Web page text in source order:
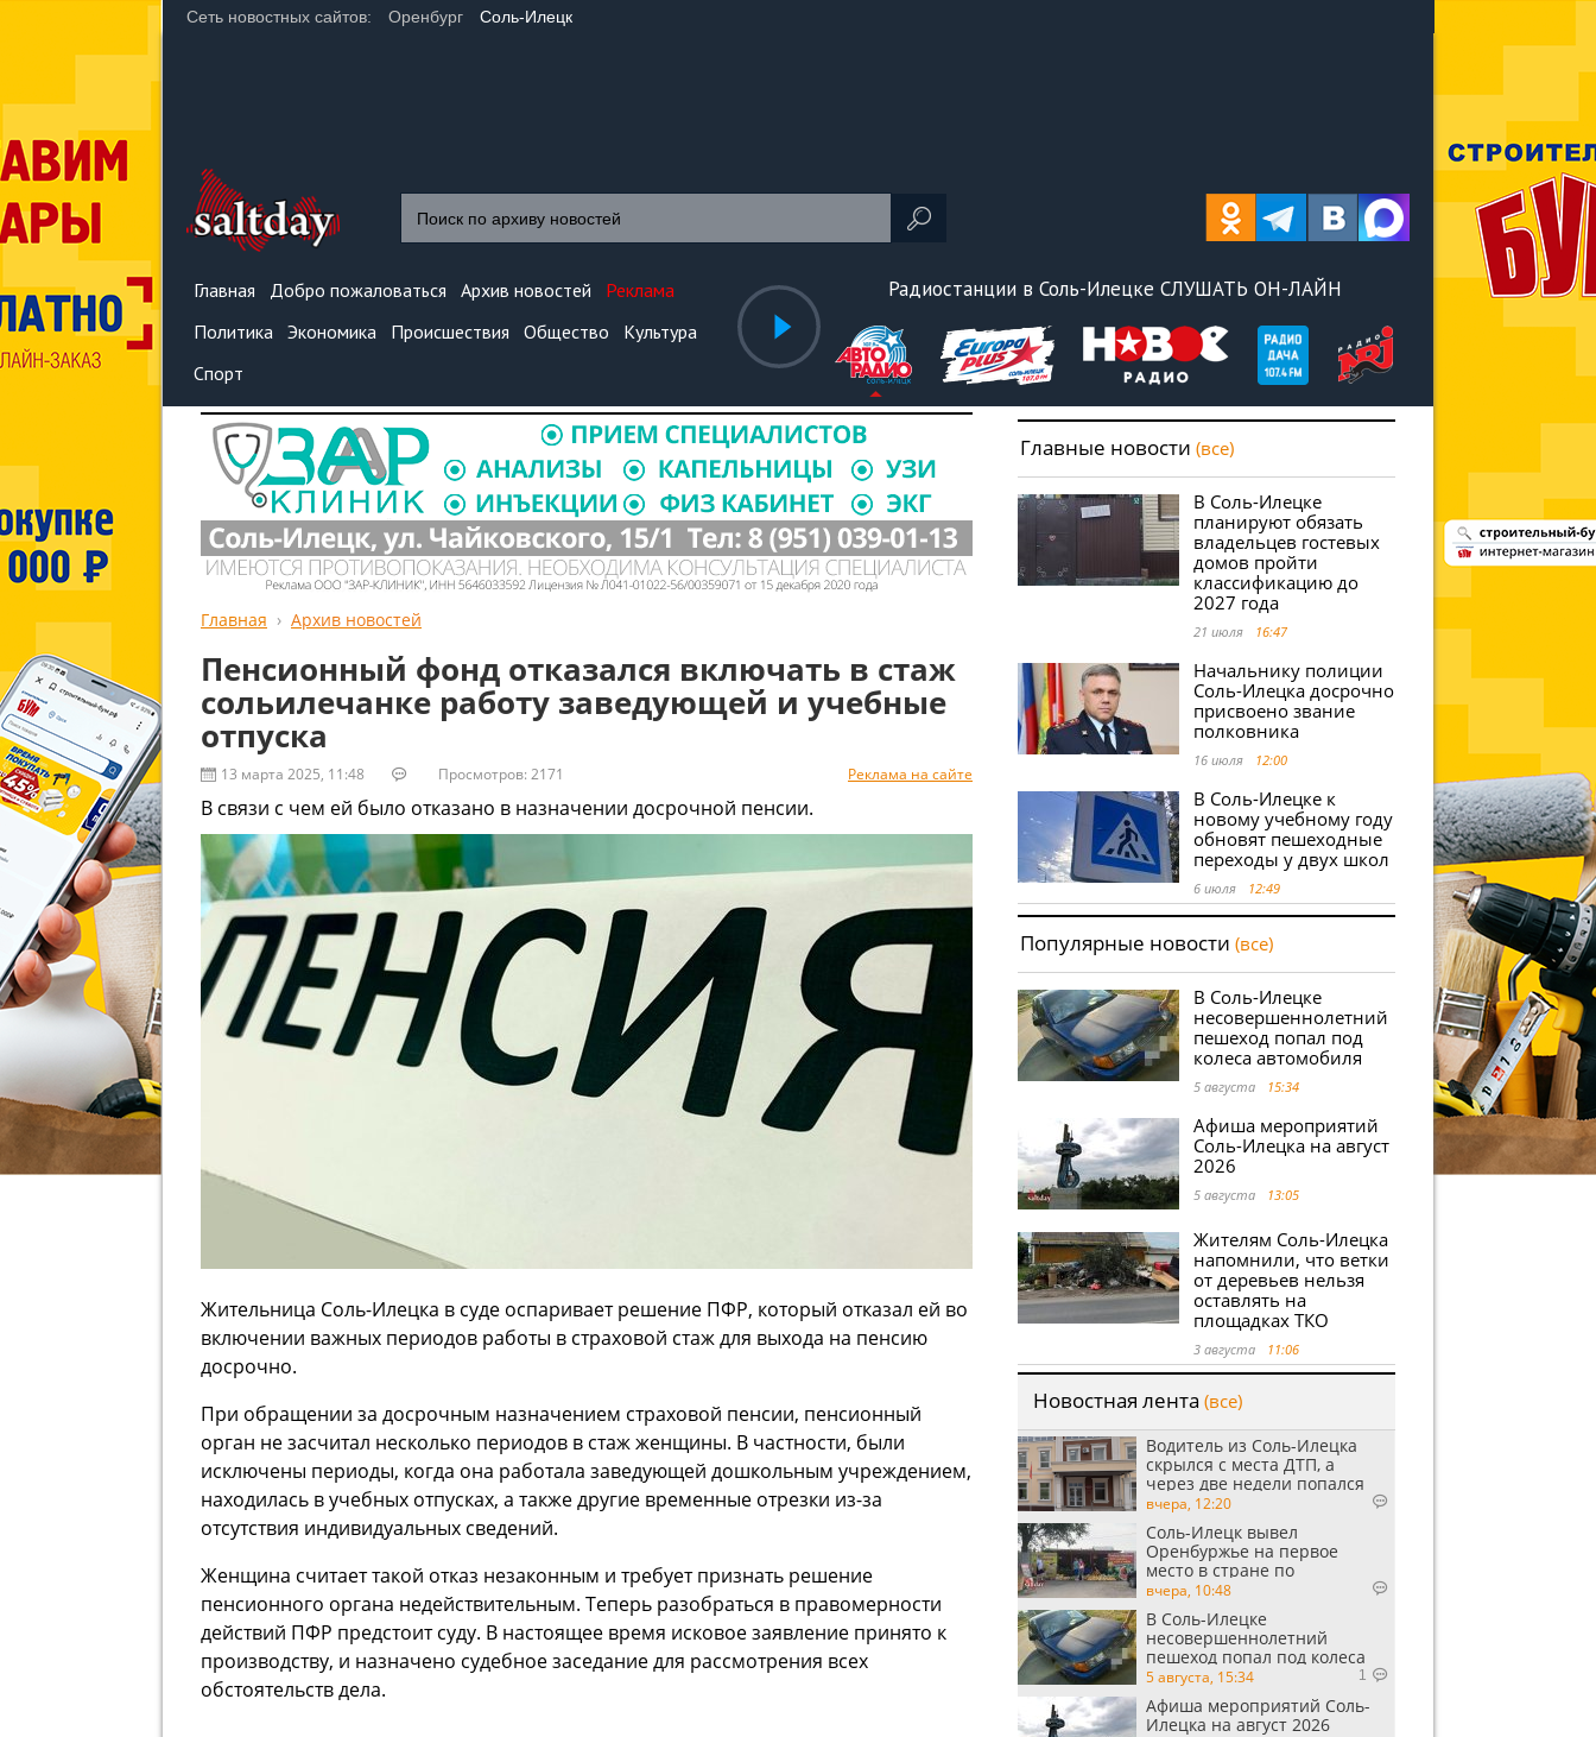
Сеть новостных сайтов: Оренбург Соль-Илецк
Главная Добро пожаловаться Архив новостей
Реклама
Политика Экономика Происшествия Общество
Культура
Спорт
Радиостанции в Соль-Илецке СЛУШАТЬ ОН-ЛАЙН
Главная Архив новостей
Пенсионный фонд отказался включать в стаж
сольилечанке работу заведующей и учебные
отпуска
13 марта 2025, 11:48 Просмотров: 2171 Реклама на сайте
В связи с чем ей было отказано в назначении досрочной пенсии.
Жительница Соль-Илецка в суде оспаривает решение ПФР, который отказал ей во
включении важных периодов работы в страховой стаж для выхода на пенсию
досрочно.
При обращении за досрочным назначением страховой пенсии, пенсионный
орган не засчитал несколько периодов в стаж женщины. В частности, были
исключены периоды, когда она работала заведующей дошкольным учреждением,
находилась в учебных отпусках, а также другие временные отрезки из-за
отсутствия индивидуальных сведений.
Женщина считает такой отказ незаконным и требует признать решение
пенсионного органа недействительным. Теперь разобраться в правомерности
действий ПФР предстоит суду. В настоящее время исковое заявление принято к
производству, и назначено судебное заседание для рассмотрения всех
обстоятельств дела.
Главные новости (все)
В Соль-Илецке
планируют обязать
владельцев гостевых
домов пройти
классификацию до
2027 года
21 июля 16:47
Начальнику полиции
Соль-Илецка досрочно
присвоено звание
полковника
16 июля 12:00
В Соль-Илецке к
новому учебному году
обновят пешеходные
переходы у двух школ
6 июля 12:49
Популярные новости (все)
В Соль-Илецке
несовершеннолетний
пешеход попал под
колеса автомобиля
5 августа 15:34
Афиша мероприятий
Соль-Илецка на август
2026
5 августа 13:05
Жителям Соль-Илецка
напомнили, что ветки
от деревьев нельзя
оставлять на
площадках ТКО
3 августа 11:06
Новостная лента (все)
Водитель из Соль-Илецка
скрылся с места ДТП, а
через две недели попался
пьяным
вчера, 12:20
Соль-Илецк вывел
Оренбуржье на первое
место в стране по
выращиванию арбузов
вчера, 10:48
В Соль-Илецке
несовершеннолетний
пешеход попал под колеса
автомобиля
5 августа, 15:34 1
Афиша мероприятий Соль-
Илецка на август 2026